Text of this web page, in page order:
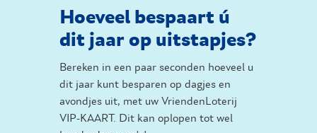
Hoeveel bespaart ú
dit jaar op uitstapjes?
Bereken in een paar seconden hoeveel u
dit jaar kunt besparen op dagjes en
avondjes uit, met uw VriendenLoterij
VIP-KAART. Dit kan oplopen tot wel